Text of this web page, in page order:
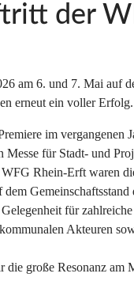
der
am 6. und 7. Mai auf
erneut ein voller Erfolg.
im vergangenen
Messe für Stadt- und
Rhein-Erft waren
für
Akteuren
die große Resonanz am